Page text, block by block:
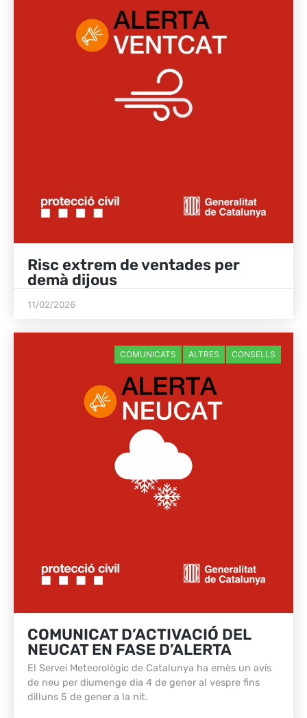
Risc extrem de ventades per
demà dijous
11/02/2026
COMUNICATS ALTRES CONSELLS
COMUNICAT D’ACTIVACIÓ DEL
NEUCAT EN FASE D’ALERTA
El Servei Meteorològic de Catalunya ha emès un avís
de neu per diumenge dia 4 de gener al vespre fins
dilluns 5 de gener a la nit.